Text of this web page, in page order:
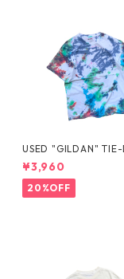
USED "GILDAN"
E
¥3,960
20%OFF